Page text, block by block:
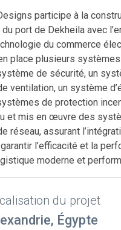
participe à la
port de Dekheila avec
du commerce
place plusieurs
de sécurité, un
ventilation, un système
de protection
et mis en œuvre des
réseau, assurant
l’efficacité et la
moderne et
du projet
Égypte